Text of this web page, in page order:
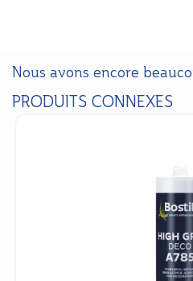
Nous avons encore
PRODUITS CONNEXES